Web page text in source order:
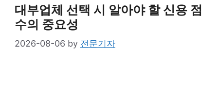
대부업체 선택 시 알아야 할 신용 점
수의 중요성
2026-08-06 by 전문기자